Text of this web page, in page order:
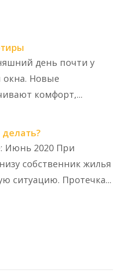
день почти у
окна. Новые
комфорт,...
Июнь 2020 При
собственник жилья
ситуацию. Протечка...